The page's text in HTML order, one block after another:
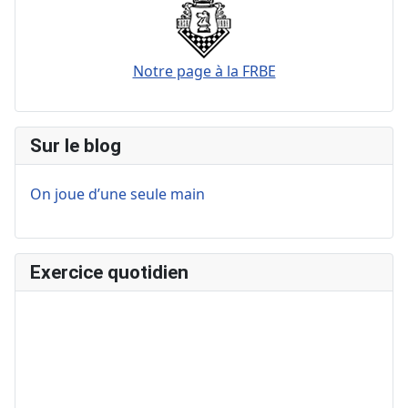
Notre page à la FRBE
Sur le blog
On joue d’une seule main
Exercice quotidien